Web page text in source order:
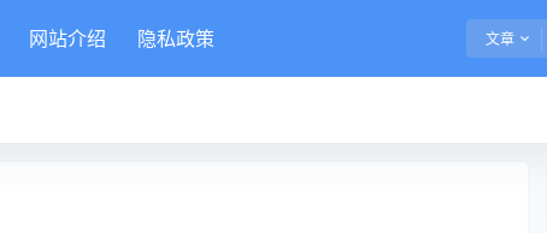
网站介绍 隐私政策 文章